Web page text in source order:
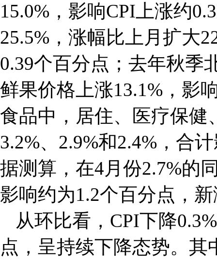
15.0%，影响CPI上涨约
25.5%，涨幅比上月扩大
0.39个百分点；去年秋季
鲜果价格上涨13.1%，影
食品中，居住、医疗保健
3.2%、2.9%和2.4%，合
据测算，在4月份2.7%的
影响约为1.2个百分点，
从环比看，CPI下降
点，呈持续下降态势。其